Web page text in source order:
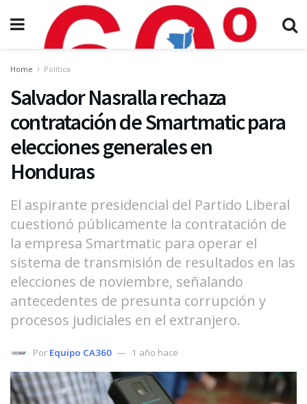
Home Política
Salvador Nasralla rechaza
contratación de Smartmatic para
elecciones generales en
Honduras
El aspirante presidencial del Partido Liberal
cuestionó públicamente la contratación de
la empresa Smartmatic para operar el
sistema de transmisión de resultados en las
elecciones de noviembre, señalando
antecedentes de presunta corrupción y
procesos judiciales en el extranjero.
Por Equipo CA360 1 año hace